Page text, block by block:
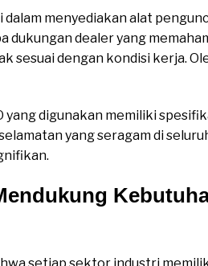
menyediakan alat
dukungan dealer yang
sesuai dengan kondisi kerja.
digunakan memiliki
yang seragam di